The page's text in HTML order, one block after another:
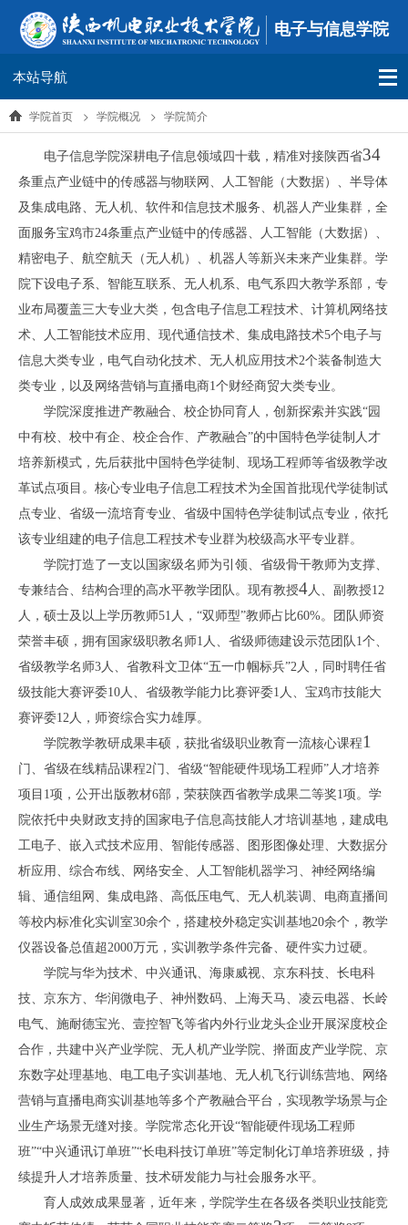
电子与信息学院
本站导航
学院首页 > 学院概况 > 学院简介
电子信息学院深耕电子信息领域四十载，精准对接陕西省34
条重点产业链中的传感器与物联网、人工智能（大数据）、半导体
及集成电路、无人机、软件和信息技术服务、机器人产业集群，全
面服务宝鸡市24条重点产业链中的传感器、人工智能（大数据）、
精密电子、航空航天（无人机）、机器人等新兴未来产业集群。学
院下设电子系、智能互联系、无人机系、电气系四大教学系部，专
业布局覆盖三大专业大类，包含电子信息工程技术、计算机网络技
术、人工智能技术应用、现代通信技术、集成电路技术5个电子与
信息大类专业，电气自动化技术、无人机应用技术2个装备制造大
类专业，以及网络营销与直播电商1个财经商贸大类专业。
学院深度推进产教融合、校企协同育人，创新探索并实践“园
中有校、校中有企、校企合作、产教融合”的中国特色学徒制人才
培养新模式，先后获批中国特色学徒制、现场工程师等省级教学改
革试点项目。核心专业电子信息工程技术为全国首批现代学徒制试
点专业、省级一流培育专业、省级中国特色学徒制试点专业，依托
该专业组建的电子信息工程技术专业群为校级高水平专业群。
学院打造了一支以国家级名师为引领、省级骨干教师为支撑、
专兼结合、结构合理的高水平教学团队。现有教授4人、副教授12
人，硕士及以上学历教师51 人， “双师型”教师占比60%。团队师资
荣誉丰硕，拥有国家级职教名师1 人、省级师德建设示范团队1个、
省级教学名师3人、省教科文卫体“五一巾帼标兵”2人，同时聘任省
级技能大赛评委10人、省级教学能力比赛评委1 人、宝鸡市技能大
赛评委12人，师资综合实力雄厚。
学院教学教研成果丰硕，获批省级职业教育一流核心课程1
门、省级在线精品课程2门、省级“智能硬件现场工程师”人才培养
项目 1项，公开出版教材6部，荣获陕西省教学成果二等奖1项。学
院依托中央财政支持的国家电子信息高技能人才培训基地，建成电
工电子、嵌入式技术应用、智能传感器、图形图像处理、大数据分
析应用、综合布线、网络安全、人工智能机器学习、神经网络编
辑、通信组网、集成电路、高低压电气、无人机装调、电商直播间
等校内标准化实训室30余个，搭建校外稳定实训基地20余个，教学
仪器设备总值超2000万元，实训教学条件完备、硬件实力过硬。
学院与华为技术、中兴通讯、海康威视、京东科技、长电科
技、京东方、华润微电子、神州数码、上海天马、凌云电器、长岭
电气、施耐德宝光、壹控智飞等省内外行业龙头企业开展深度校企
合作，共建中兴产业学院、无人机产业学院、擀面皮产业学院、京
东数字处理基地、电工电子实训基地、无人机飞行训练营地、网络
营销与直播电商实训基地等多个产教融合平台，实现教学场景与企
业生产场景无缝对接。学院常态化开设“智能硬件现场工程师
班”“中兴通讯订单班”“长电科技订单班”等定制化订单培养班级，持
续提升人才培养质量、技术研发能力与社会服务水平。
育人成效成果显著，近年来，学院学生在各级各类职业技能竞